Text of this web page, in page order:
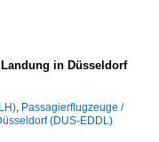
Landung in Düsseldorf
, Passagierflugzeuge /
(DUS-EDDL)